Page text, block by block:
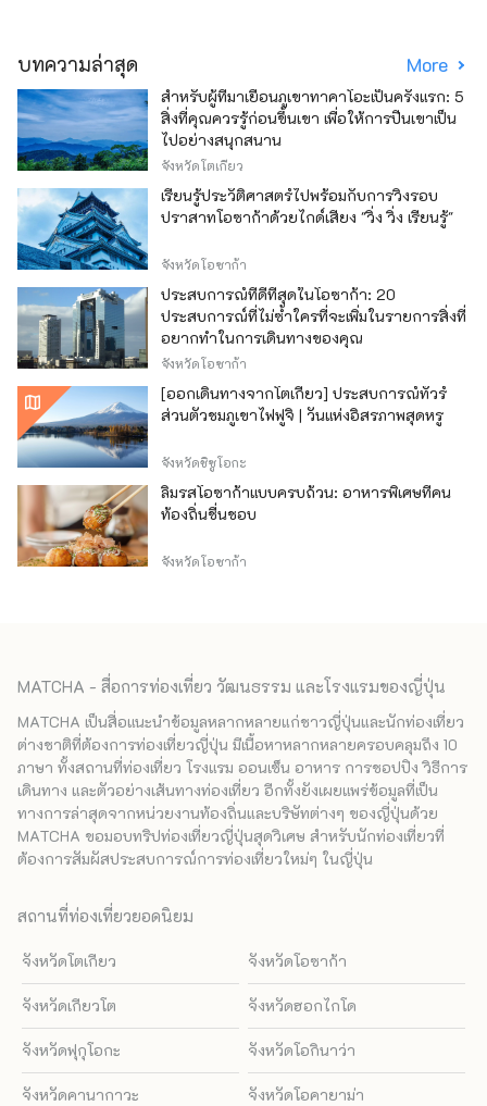
บทความล่าสุด More
สำหรับผู้ที่มาเยือนภูเขาทาคาโอะเป็นครั้งแรก: 5
สิ่งที่คุณควรรู้ก่อนขึ้นเขา เพื่อให้การปีนเขาเป็น
ไปอย่างสนุกสนาน
จังหวัดโตเกียว
เรียนรู้ประวัติศาสตร์ไปพร้อมกับการวิ่งรอบ
ปราสาทโอซาก้าด้วยไกด์เสียง "วิ่ง วิ่ง เรียนรู้"
จังหวัดโอซาก้า
ประสบการณ์ที่ดีที่สุดในโอซาก้า: 20
ประสบการณ์ที่ไม่ซ้ำใครที่จะเพิ่มในรายการสิ่งที่
อยากทำในการเดินทางของคุณ
จังหวัดโอซาก้า
[ออกเดินทางจากโตเกียว] ประสบการณ์ทัวร์
ส่วนตัวชมภูเขาไฟฟูจิ | วันแห่งอิสรภาพสุดหรู
จังหวัดชิซูโอกะ
ลิ้มรสโอซาก้าแบบครบถ้วน: อาหารพิเศษที่คน
ท้องถิ่นชื่นชอบ
จังหวัดโอซาก้า
MATCHA - สื่อการท่องเที่ยว วัฒนธรรม และโรงแรมของญี่ปุ่น
MATCHA เป็นสื่อแนะนำข้อมูลหลากหลายแก่ชาวญี่ปุ่นและนักท่องเที่ยว
ต่างชาติที่ต้องการท่องเที่ยวญี่ปุ่น มีเนื้อหาหลากหลายครอบคลุมถึง 10
ภาษา ทั้งสถานที่ท่องเที่ยว โรงแรม ออนเซ็น อาหาร การชอปปิง วิธีการ
เดินทาง และตัวอย่างเส้นทางท่องเที่ยว อีกทั้งยังเผยแพร่ข้อมูลที่เป็น
ทางการล่าสุดจากหน่วยงานท้องถิ่นและบริษัทต่างๆ ของญี่ปุ่นด้วย
MATCHA ขอมอบทริปท่องเที่ยวญี่ปุ่นสุดวิเศษ สำหรับนักท่องเที่ยวที่
ต้องการสัมผัสประสบการณ์การท่องเที่ยวใหม่ๆ ในญี่ปุ่น
สถานที่ท่องเที่ยวยอดนิยม
จังหวัดโตเกียว จังหวัดโอซาก้า
จังหวัดเกียวโต จังหวัดฮอกไกโด
จังหวัดฟุกุโอกะ จังหวัดโอกินาว่า
จังหวัดคานากาวะ จังหวัดโอคายาม่า